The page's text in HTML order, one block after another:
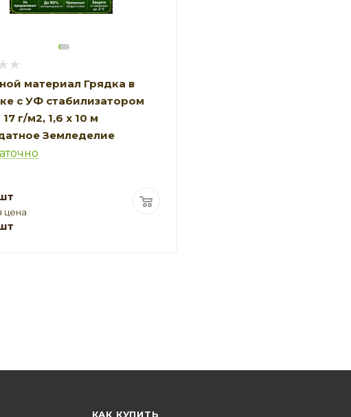
материал Грядка в
с УФ стабилизатором
г/м2, 1,6 х 10 м
Земледелие
цена
КАК КУПИТЬ